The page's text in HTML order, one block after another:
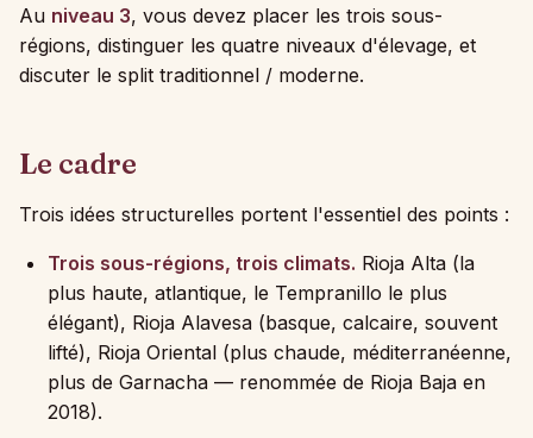
Au niveau 3, vous devez placer les trois sous-
régions, distinguer les quatre niveaux d'élevage, et
discuter le split traditionnel / moderne.
Le cadre
Trois idées structurelles portent l'essentiel des points :
Trois sous-régions, trois climats. Rioja Alta (la
plus haute, atlantique, le Tempranillo le plus
élégant), Rioja Alavesa (basque, calcaire, souvent
lifté), Rioja Oriental (plus chaude, méditerranéenne,
plus de Garnacha — renommée de Rioja Baja en
2018).